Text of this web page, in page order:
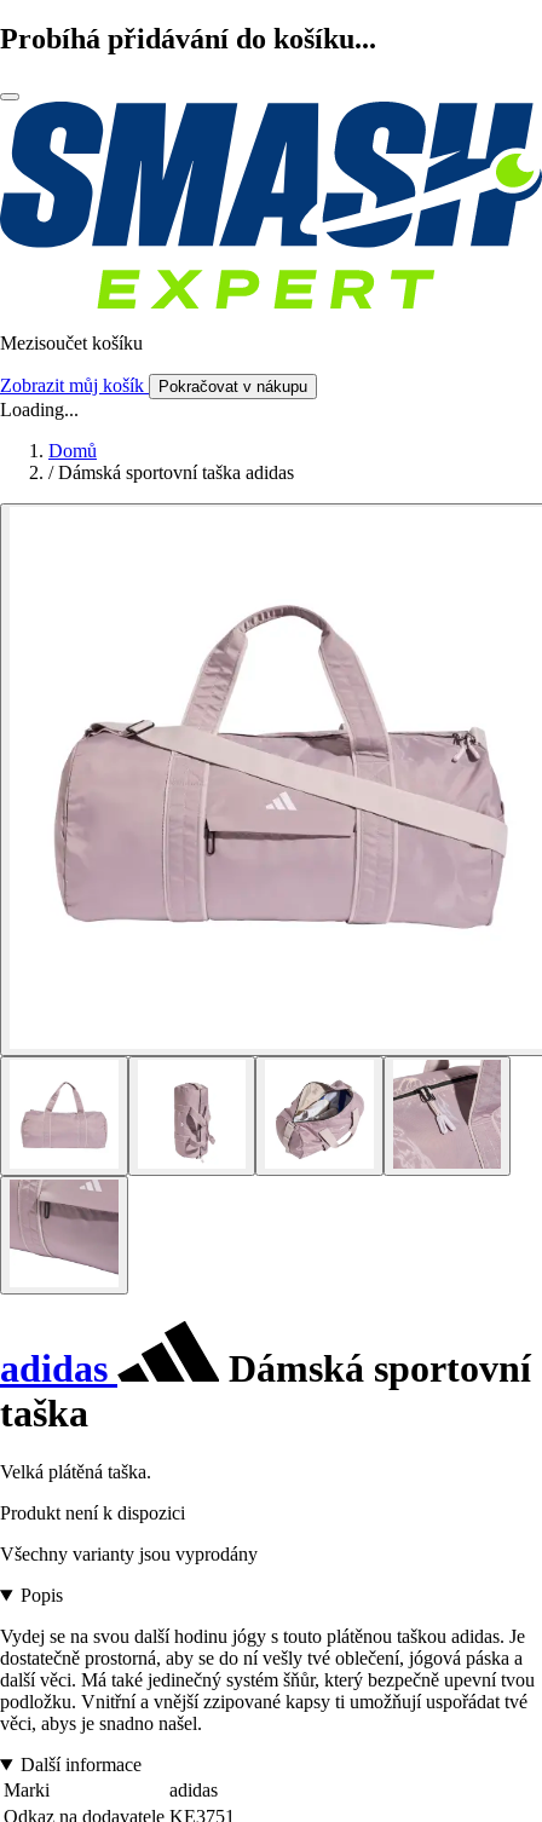
Probíhá přidávání do košíku...
Mezisoučet košíku
Zobrazit můj košík Pokračovat v nákupu
Loading...
Domů
/ Dámská sportovní taška adidas
adidas
Dámská sportovní
taška
Velká plátěná taška.
Produkt není k dispozici
Všechny varianty jsou vyprodány
Popis
Vydej se na svou další hodinu jógy s touto plátěnou taškou adidas. Je
dostatečně prostorná, aby se do ní vešly tvé oblečení, jógová páska a
další věci. Má také jedinečný systém šňůr, který bezpečně upevní tvou
podložku. Vnitřní a vnější zzipované kapsy ti umožňují uspořádat tvé
věci, abys je snadno našel.
Další informace
Marki
adidas
Odkaz na dodavatele KE3751